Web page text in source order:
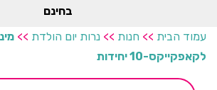
בחינם
עמוד הבית >> חנות >> נרות יום הולדת >>
לקאפקייקס-10 יחידות